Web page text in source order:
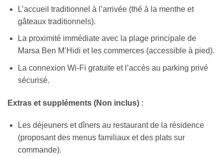
L’accueil traditionnel à l’arrivée (thé à la menthe et
gâteaux traditionnels).
La proximité immédiate avec la plage principale de
Marsa Ben M’Hidi et les commerces (accessible à pied).
La connexion Wi-Fi gratuite et l’accès au parking privé
sécurisé.
Extras et suppléments (Non inclus) :
Les déjeuners et dîners au restaurant de la résidence
(proposant des menus familiaux et des plats sur
commande).